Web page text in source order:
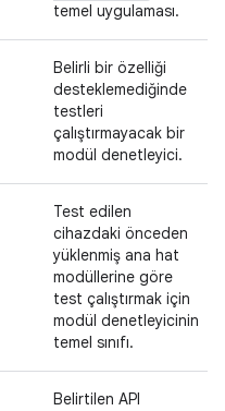
temel uygulaması.
Belirli bir özelliği
desteklemediğinde
testleri
çalıştırmayacak bir
modül denetleyici.
Test edilen
cihazdaki önceden
yüklenmiş ana hat
modüllerine göre
test çalıştırmak için
modül denetleyicinin
temel sınıfı.
Belirtilen API